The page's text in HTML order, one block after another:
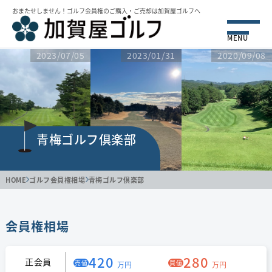
おまたせしません！ゴルフ会員権のご購⼊・ご売却は加賀屋ゴルフへ
MENU
2023/07/05 2023/01/31 2020/09/08
青梅ゴルフ倶楽部
HOME ゴルフ会員権相場 青梅ゴルフ倶楽部
会員権相場
正会員 売値420 万円 買値280 万円